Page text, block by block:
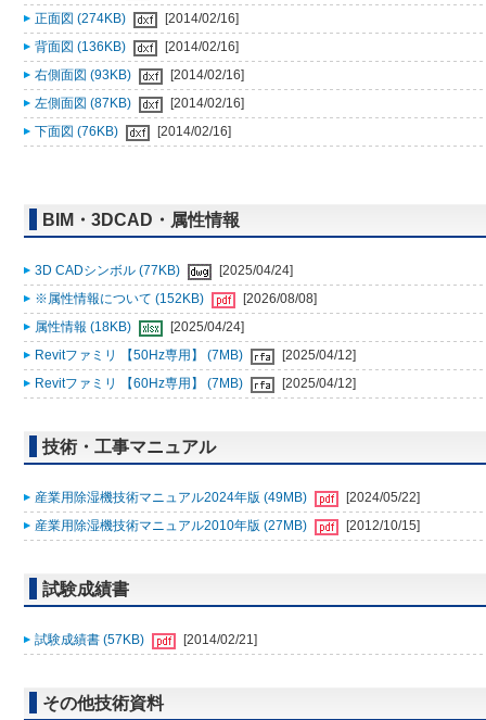
正面図 (274KB)
[2014/02/16]
背面図 (136KB)
[2014/02/16]
右側面図 (93KB)
[2014/02/16]
左側面図 (87KB)
[2014/02/16]
下面図 (76KB)
[2014/02/16]
BIM・3DCAD・属性情報
3D CADシンボル (77KB)
[2025/04/24]
※属性情報について (152KB)
[2026/08/08]
属性情報 (18KB)
[2025/04/24]
Revitファミリ 【50Hz専用】 (7MB)
[2025/04/12]
Revitファミリ 【60Hz専用】 (7MB)
[2025/04/12]
技術・工事マニュアル
産業用除湿機技術マニュアル2024年版 (49MB)
[2024/05/22]
産業用除湿機技術マニュアル2010年版 (27MB)
[2012/10/15]
試験成績書
試験成績書 (57KB) [2014/02/21]
その他技術資料